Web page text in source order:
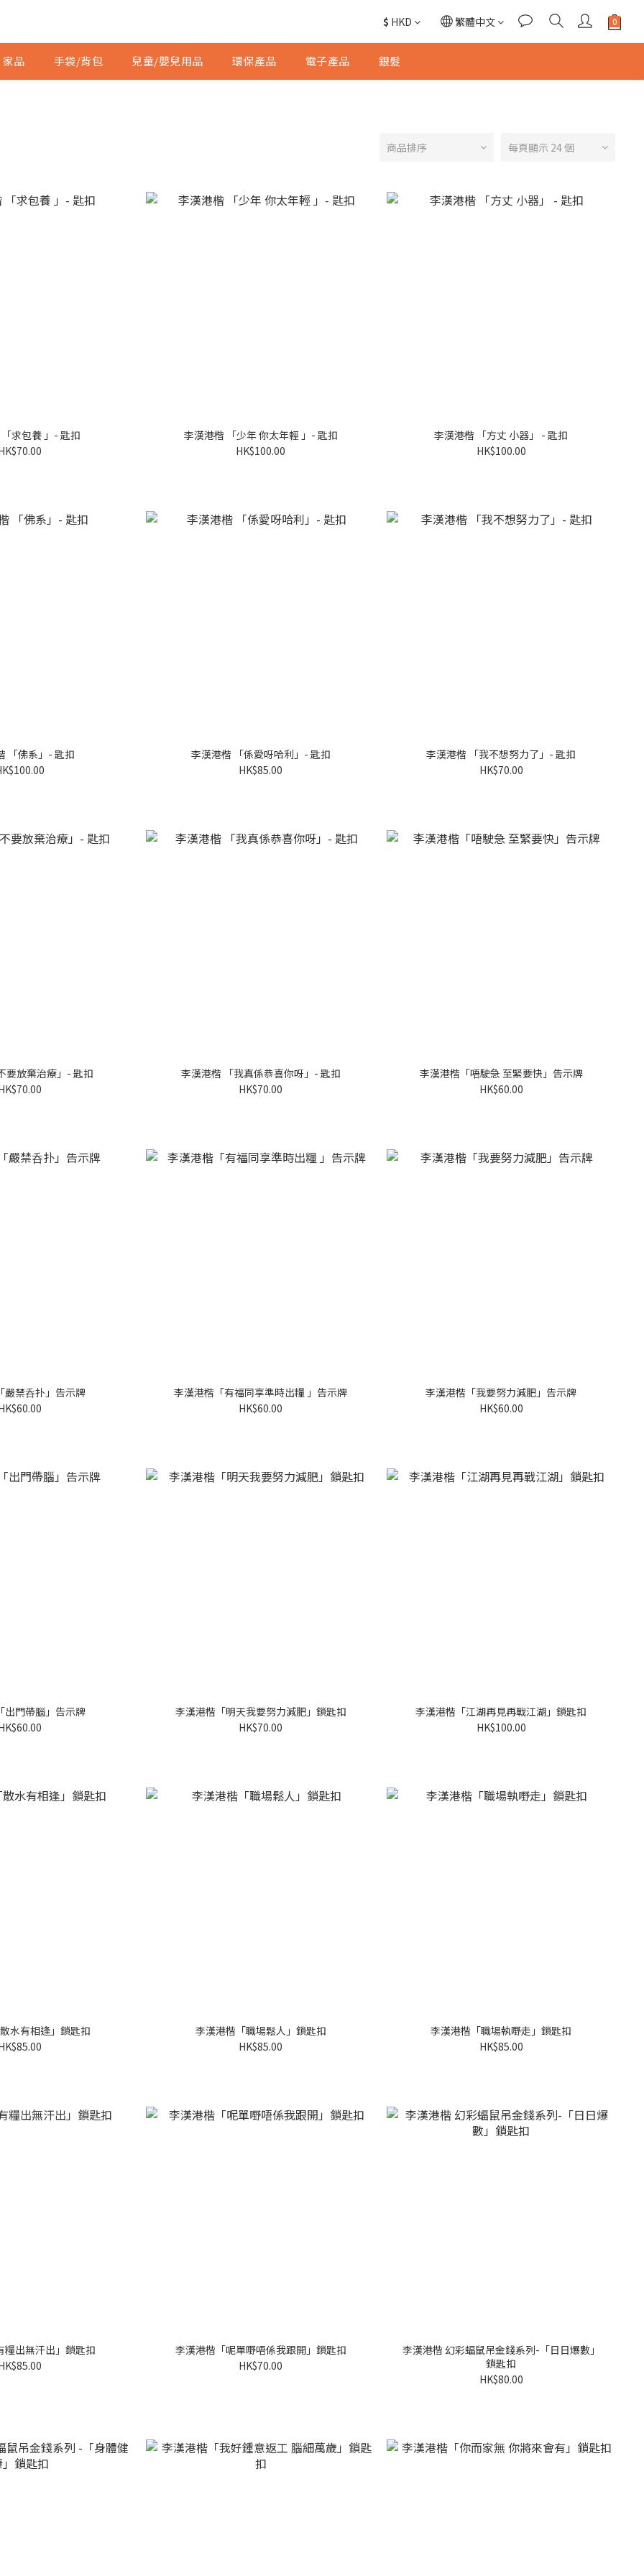
$ HKD 繁體中文
家品 手袋/背包 兒童/嬰兒用品 環保產品 電子產品 銀髮
商品排序 每頁顯示 24 個
求包養 」- 匙扣
李漢港楷 「少年 你太年輕 」- 匙扣
HK$100.00
李漢港楷 「方丈 小器」 - 匙扣
HK$100.00
「佛系」- 匙扣
李漢港楷 「係愛呀哈利」- 匙扣
HK$85.00
李漢港楷 「我不想努力了」- 匙扣
HK$70.00
要放棄治療」- 匙扣
李漢港楷 「我真係恭喜你呀」- 匙扣
HK$70.00
李漢港楷「唔駛急 至緊要快」告示牌
HK$60.00
嚴禁呑扑」告示牌
李漢港楷「有福同享準時出糧 」告示牌
HK$60.00
李漢港楷「我要努力減肥」告示牌
HK$60.00
出門帶腦」告示牌
李漢港楷「明天我要努力減肥」鎖匙扣
HK$70.00
李漢港楷「江湖再見再戰江湖」鎖匙扣
HK$100.00
水有相逢」鎖匙扣
李漢港楷「職場鬆人」鎖匙扣
HK$85.00
李漢港楷「職場執嘢走」鎖匙扣
HK$85.00
糧出無汗出」鎖匙扣
李漢港楷「呢單嘢唔係我跟開」鎖匙扣
HK$70.00
李漢港楷 幻彩蝠鼠吊金錢系列-「日日爆數」
鎖匙扣
HK$80.00